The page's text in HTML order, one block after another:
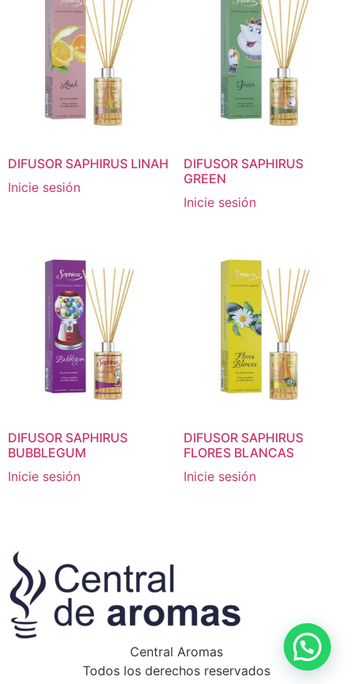
DIFUSOR SAPHIRUS LINAH
Inicie sesión
DIFUSOR SAPHIRUS
GREEN
Inicie sesión
DIFUSOR SAPHIRUS
BUBBLEGUM
Inicie sesión
DIFUSOR SAPHIRUS
FLORES BLANCAS
Inicie sesión
Central Aromas
Todos los derechos reservados